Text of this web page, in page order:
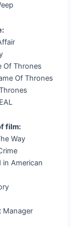
Of Thrones
Of Thrones
film:
Way
in American
Manager